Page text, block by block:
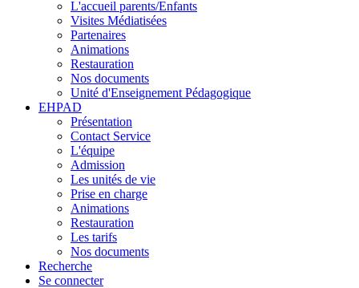
L'accueil parents/Enfants
Visites Médiatisées
Partenaires
Animations
Restauration
Nos documents
Unité d'Enseignement Pédagogique
EHPAD
Présentation
Contact Service
L'équipe
Admission
Les unités de vie
Prise en charge
Animations
Restauration
Les tarifs
Nos documents
Recherche
Se connecter